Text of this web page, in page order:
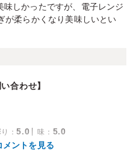
しかったですが、電子レンジ
が柔らかくなり美味しいとい
合わせ】
：5.0 味 ： 5.0
メントを見る